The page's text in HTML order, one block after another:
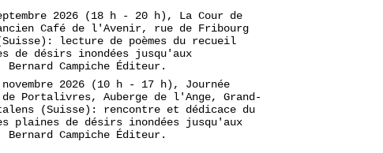
2026 (18 h - 20 h), La Cour de
Café de l'Avenir, rue de Fribourg
lecture de poèmes du recueil
de désirs inondées jusqu'aux
Campiche Éditeur.
novembre 2026 (10 h - 17 h), Journée
Portalivres, Auberge de l'Ange, Grand-
(Suisse): rencontre et dédicace du
plaines de désirs inondées jusqu'aux
Campiche Éditeur.